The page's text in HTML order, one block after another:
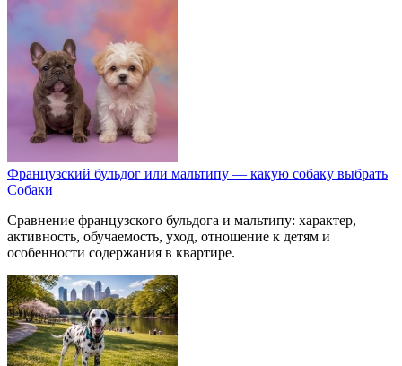
Французский бульдог или мальтипу — какую собаку выбрать
Собаки
Сравнение французского бульдога и мальтипу: характер,
активность, обучаемость, уход, отношение к детям и
особенности содержания в квартире.